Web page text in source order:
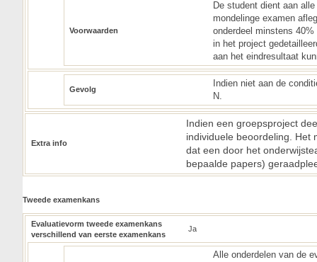
Voorwaarden
De student dient aan
mondelinge examen
onderdeel minstens
in het project
aan het eindresultaat
Gevolg
Indien niet aan de
N.
Extra info
Indien een groepsproject
individuele beoordeling. Het
dat een door het
bepaalde papers)
Tweede examenkans
Evaluatievorm tweede examenkans
verschillend van eerste examenkans
Ja
Alle onderdelen van de